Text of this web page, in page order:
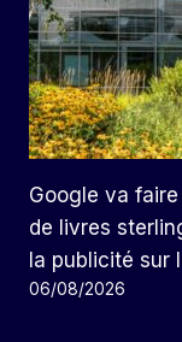
Google va
de livres
la publicité sur
06/08/2026